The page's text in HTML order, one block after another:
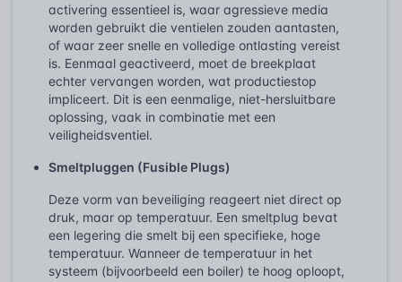
activering essentieel is, waar agressieve media
worden gebruikt die ventielen zouden aantasten,
of waar zeer snelle en volledige ontlasting vereist
is. Eenmaal geactiveerd, moet de breekplaat
echter vervangen worden, wat productiestop
impliceert. Dit is een eenmalige, niet-hersluitbare
oplossing, vaak in combinatie met een
veiligheidsventiel.
Smeltpluggen (Fusible Plugs)
Deze vorm van beveiliging reageert niet direct op
druk, maar op temperatuur. Een smeltplug bevat
een legering die smelt bij een specifieke, hoge
temperatuur. Wanneer de temperatuur in het
systeem (bijvoorbeeld een boiler) te hoog oploopt,